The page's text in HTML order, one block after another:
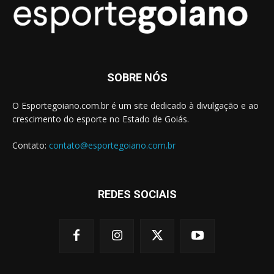
SOBRE NÓS
O Esportegoiano.com.br é um site dedicado à divulgação e ao
crescimento do esporte no Estado de Goiás.
Contato: contato@esportegoiano.com.br
REDES SOCIAIS